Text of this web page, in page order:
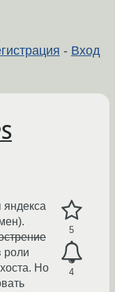
- Вход
5
4
яндекса
роли
Но